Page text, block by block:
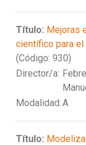
Título: Mejoras
científico para
(Código: 930)
Director/a:
Modalidad:A
Título: